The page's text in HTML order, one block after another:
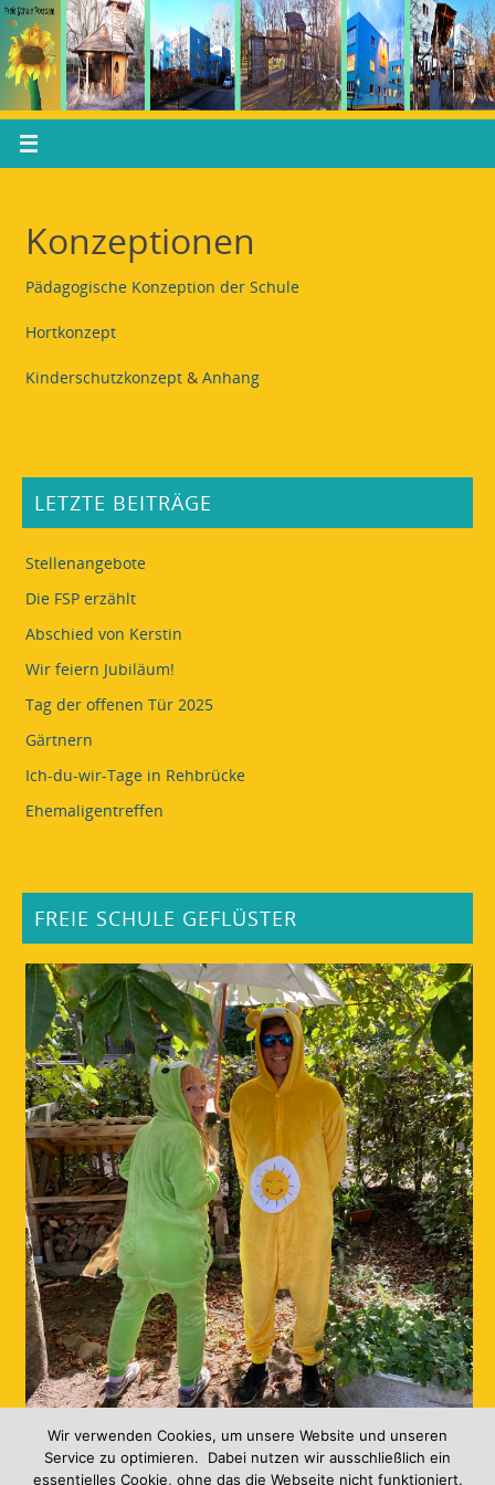
Konzeptionen
Pädagogische Konzeption der Schule
Hortkonzept
Kinderschutzkonzept& Anhang
LETZTE BEITRÄGE
Stellenangebote
Die FSP erzählt
Abschied von Kerstin
Wir feiern Jubiläum!
Tag der offenen Tür 2025
Gärtnern
Ich-du-wir-Tage in Rehbrücke
Ehemaligentreffen
FREIE SCHULE GEFLÜSTER
Freie Schule Geflüster0
Wir verwenden Cookies, um unsere Website und unseren
Service zu optimieren. Dabei nutzen wir ausschließlich ein
essentielles Cookie, ohne das die Webseite nicht funktioniert.